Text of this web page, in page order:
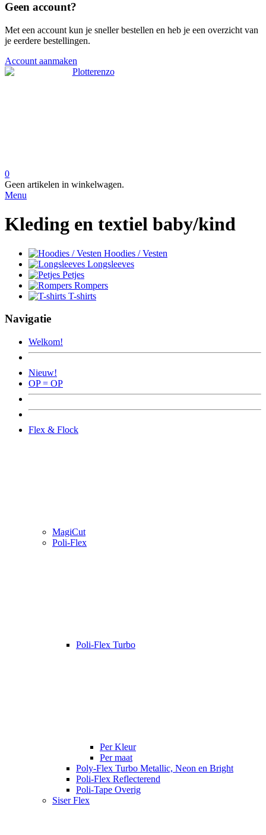
Geen account?
Met een account kun je sneller bestellen en heb je een overzicht van
je eerdere bestellingen.
Account aanmaken
0
Geen artikelen in winkelwagen.
Menu
Kleding en textiel baby/kind
Hoodies / Vesten
Longsleeves
Petjes
Rompers
T-shirts
Navigatie
Welkom!
Nieuw!
OP = OP
Flex & Flock
MagiCut
Poli-Flex
Poli-Flex Turbo
Per Kleur
Per maat
Poly-Flex Turbo Metallic, Neon en Bright
Poli-Flex Reflecterend
Poli-Tape Overig
Siser Flex